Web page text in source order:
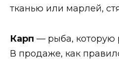
тканью или марлей,
Карп — рыба, которую
В продаже, как